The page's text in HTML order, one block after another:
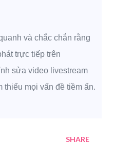
và chắc chắn rằng
trực tiếp trên
sửa video livestream
thiểu mọi vấn đề tiềm ẩn.
SHARE